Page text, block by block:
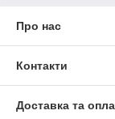
Про нас
Контакти
Доставка та